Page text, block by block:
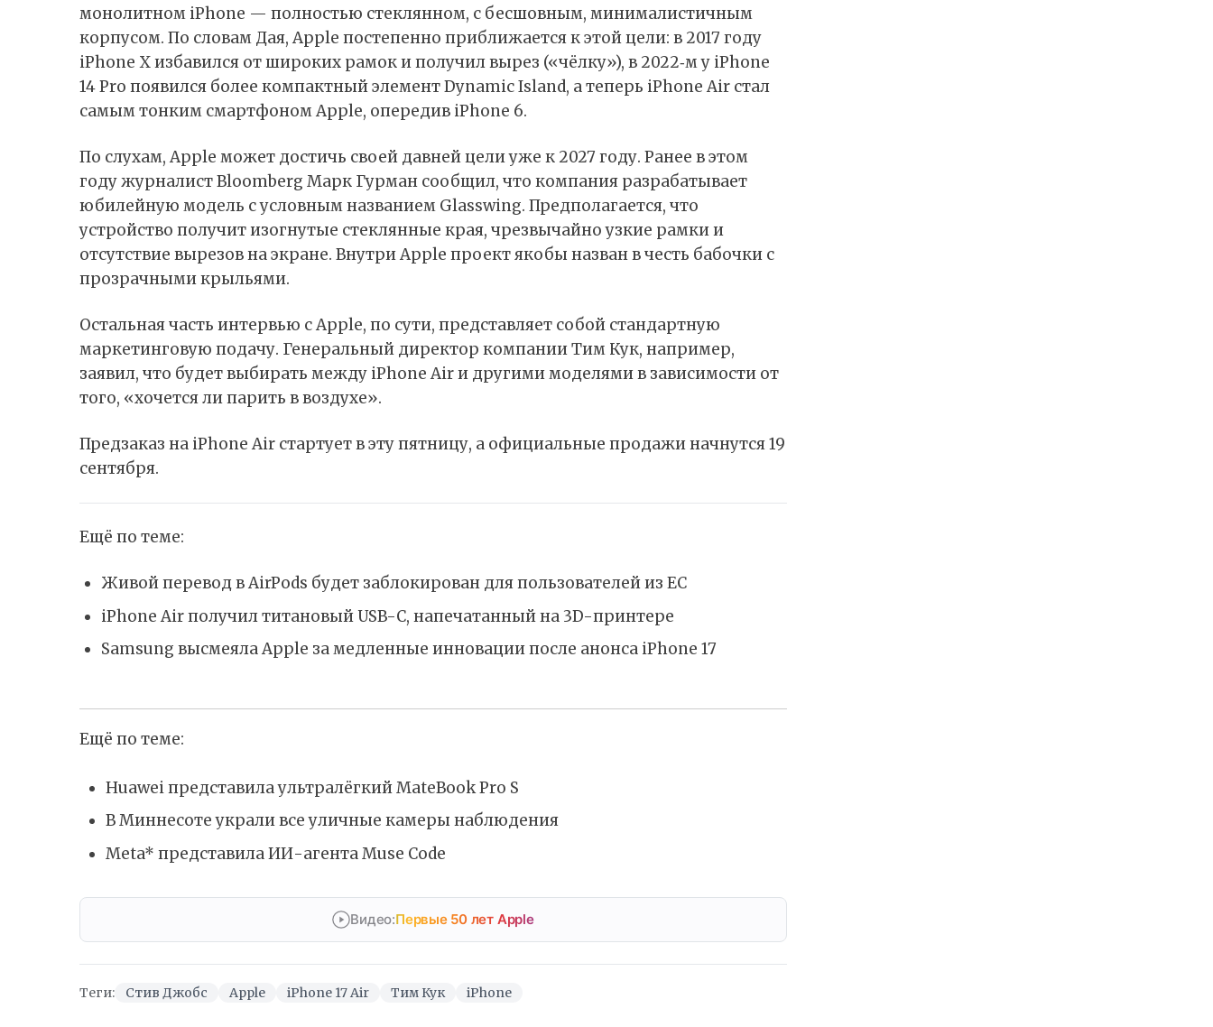
монолитном iPhone — полностью стеклянном, с бесшовным, минималистичным
корпусом. По словам Дая, Apple постепенно приближается к этой цели: в 2017 году
iPhone X избавился от широких рамок и получил вырез («чёлку»), в 2022‑м у iPhone
14 Pro появился более компактный элемент Dynamic Island, а теперь iPhone Air стал
самым тонким смартфоном Apple, опередив iPhone 6.
По слухам, Apple может достичь своей давней цели уже к 2027 году. Ранее в этом
году журналист Bloomberg Марк Гурман сообщил, что компания разрабатывает
юбилейную модель с условным названием Glasswing. Предполагается, что
устройство получит изогнутые стеклянные края, чрезвычайно узкие рамки и
отсутствие вырезов на экране. Внутри Apple проект якобы назван в честь бабочки с
прозрачными крыльями.
Остальная часть интервью с Apple, по сути, представляет собой стандартную
маркетинговую подачу. Генеральный директор компании Тим Кук, например,
заявил, что будет выбирать между iPhone Air и другими моделями в зависимости от
того, «хочется ли парить в воздухе».
Предзаказ на iPhone Air стартует в эту пятницу, а официальные продажи начнутся 19
сентября.
Ещё по теме:
Живой перевод в AirPods будет заблокирован для пользователей из ЕС
iPhone Air получил титановый USB-C, напечатанный на 3D-принтере
Samsung высмеяла Apple за медленные инновации после анонса iPhone 17
Ещё по теме:
Huawei представила ультралёгкий MateBook Pro S
В Миннесоте украли все уличные камеры наблюдения
Meta* представила ИИ-агента Muse Code
Видео:Первые 50 лет Apple
Теги: Стив Джобс Apple iPhone 17 Air Тим Кук iPhone